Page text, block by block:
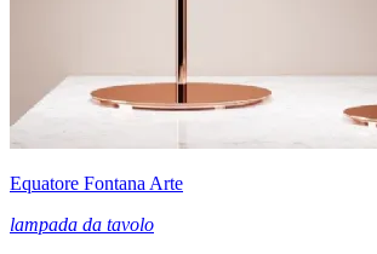
Equatore Fontana Arte
lampada da tavolo